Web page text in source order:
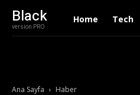
Black
version PRO
Home Tech
Ana Sayfa Haber